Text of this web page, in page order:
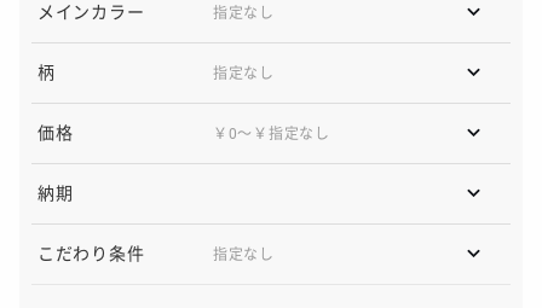
メインカラー
柄
価格 ￥0〜￥指定なし
納期
こだわり条件